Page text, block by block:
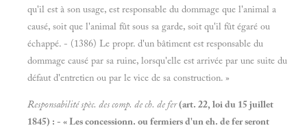
qu'il est à son usage, est responsable du dommage que l'animal a
causé, soit que l'animal fût sous sa garde, soit qu'il fût égaré ou
échappé. - (1386) Le propr. d'un bâtiment est responsable du
dommage causé par sa ruine, lorsqu'elle est arrivée par une suite du
défaut d'entretien ou par le vice de sa construction. »
Responsabilité spèc. des comp. de ch. de fer(art. 22, loi du 15 juillet
1845) : - « Les concessionn. ou fermiers d'un eh. de fer seront